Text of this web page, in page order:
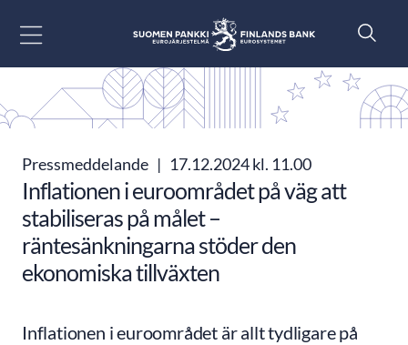
Pressmeddelande | 17.12.2024 kl. 11.00
Inflationen i euroområdet på väg att
stabiliseras på målet –
räntesänkningarna stöder den
ekonomiska tillväxten
Inflationen i euroområdet är allt tydligare på